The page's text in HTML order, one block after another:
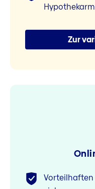
Zur
Vorteilhaften